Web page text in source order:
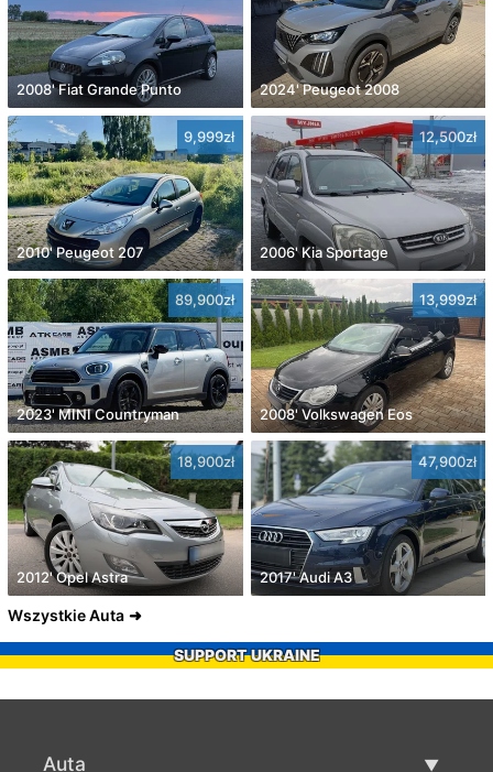
2008' Fiat Grande Punto 2024' Peugeot 2008
9,999zł
2010' Peugeot 207
12,500zł
2006' Kia Sportage
89,900zł
2023' MINI Countryman
13,999zł
2008' Volkswagen Eos
18,900zł
2012' Opel Astra
47,900zł
2017' Audi A3
Wszystkie Auta
SUPPORT UKRAINE
Auta